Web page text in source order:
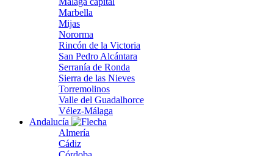
Marbella
Mijas
Nororma
Rincón de la Victoria
San Pedro Alcántara
Serranía de Ronda
Sierra de las Nieves
Torremolinos
Valle del Guadalhorce
Vélez-Málaga
Andalucía
Almería
Cádiz